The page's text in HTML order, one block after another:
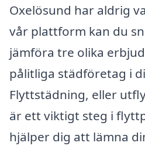
Oxelösund har aldrig
vår plattform kan du
jämföra tre olika
pålitliga städföretag i
Flyttstädning, eller
är ett viktigt steg i
hjälper dig att lämna